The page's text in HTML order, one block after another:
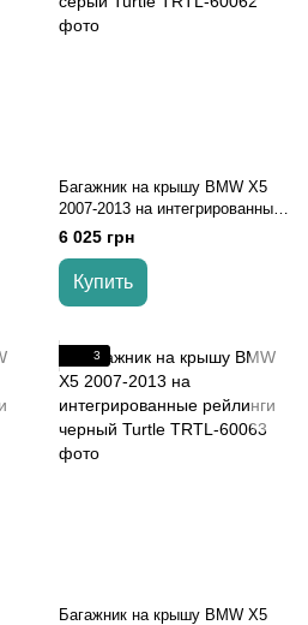
Багажник на крышу BMW X5
2007-2013 на интегрированные
рейлинги серый Turtle
6 025 грн
Купить
3
Багажник на крышу BMW X5